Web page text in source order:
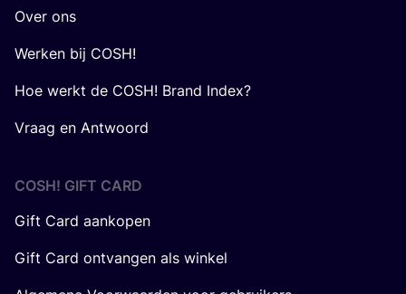
Over ons
Werken bij COSH!
Hoe werkt de COSH! Brand Index?
Vraag en Antwoord
COSH! GIFT CARD
Gift Card aankopen
Gift Card ontvangen als winkel